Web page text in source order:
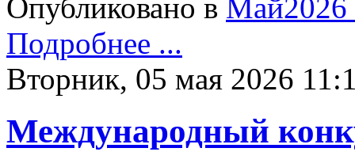
Опубликовано в
Подробнее ...
Вторник, 05 мая 2026
Международный